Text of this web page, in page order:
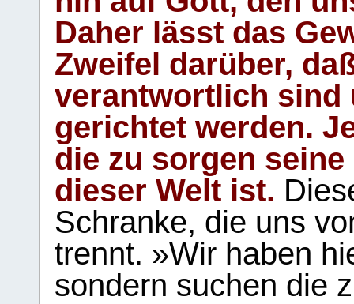
Daher lässt das
Zweifel darüber,
verantwortlich sind
gerichtet werden.
die zu sorgen
dieser Welt ist.
Schranke, die uns
trennt. »Wir haben
sondern suchen die